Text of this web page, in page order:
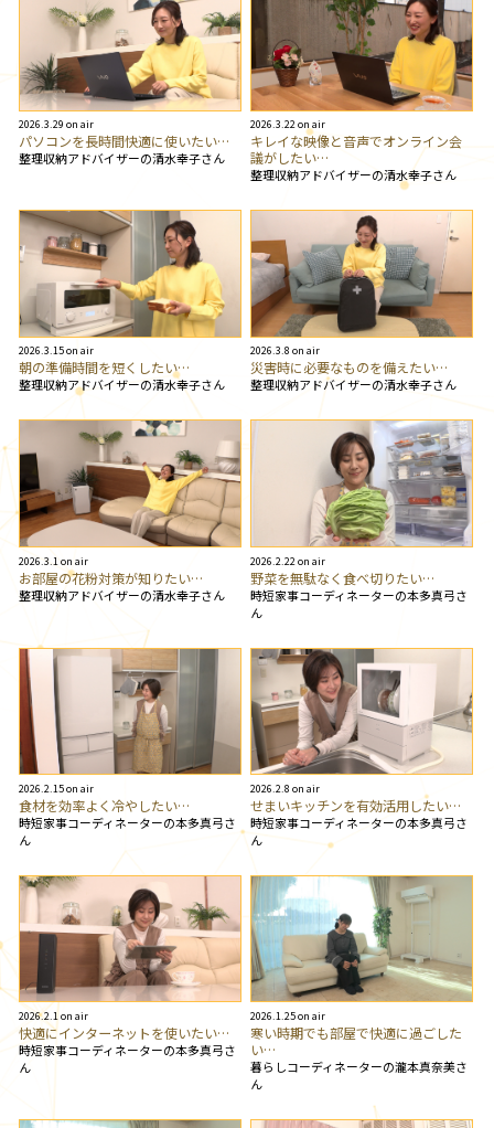
2026.3.29 on air
パソコンを長時間快適に使いたい…
整理収納アドバイザーの清水幸子さん
2026.3.22 on air
キレイな映像と音声でオンライン会
議がしたい…
整理収納アドバイザーの清水幸子さん
2026.3.15 on air
朝の準備時間を短くしたい…
整理収納アドバイザーの清水幸子さん
2026.3.8 on air
災害時に必要なものを備えたい…
整理収納アドバイザーの清水幸子さん
2026.3.1 on air
お部屋の花粉対策が知りたい…
整理収納アドバイザーの清水幸子さん
2026.2.22 on air
野菜を無駄なく食べ切りたい…
時短家事コーディネーターの本多真弓さ
ん
2026.2.15 on air
食材を効率よく冷やしたい…
時短家事コーディネーターの本多真弓さ
ん
2026.2.8 on air
せまいキッチンを有効活用したい…
時短家事コーディネーターの本多真弓さ
ん
2026.2.1 on air
快適にインターネットを使いたい…
時短家事コーディネーターの本多真弓さ
ん
2026.1.25 on air
寒い時期でも部屋で快適に過ごした
い…
暮らしコーディネーターの瀧本真奈美さ
ん